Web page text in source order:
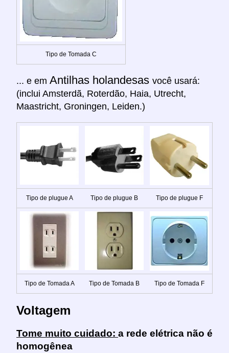
Tipo de Tomada C
... e em Antilhas holandesas você usará:
(inclui Amsterdã, Roterdão, Haia, Utrecht,
Maastricht, Groningen, Leiden.)
Tipo de plugue A Tipo de plugue B Tipo de plugue F
Tipo de Tomada A Tipo de Tomada B Tipo de Tomada F
Voltagem
Tome muito cuidado: a rede elétrica não é
homogênea